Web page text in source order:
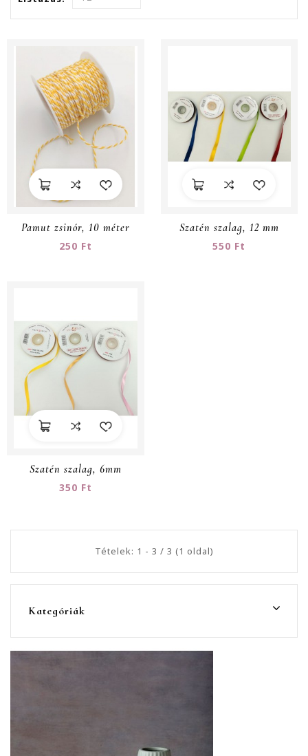
Pamut zsinór, 10 méter
250 Ft
Szatén szalag, 12 mm
550 Ft
Szatén szalag, 6mm
350 Ft
Tételek: 1 - 3 / 3 (1 oldal)
Kategóriák